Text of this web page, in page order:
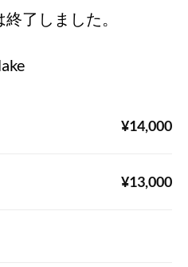
了しました。
¥14,000
¥13,000